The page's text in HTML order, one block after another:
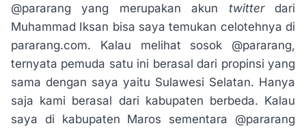
@pararang yang merupakan akun twitter dari
Muhammad Iksan bisa saya temukan celotehnya di
pararang.com. Kalau melihat sosok @pararang,
ternyata pemuda satu ini berasal dari propinsi yang
sama dengan saya yaitu Sulawesi Selatan. Hanya
saja kami berasal dari kabupaten berbeda. Kalau
saya di kabupaten Maros sementara @pararang